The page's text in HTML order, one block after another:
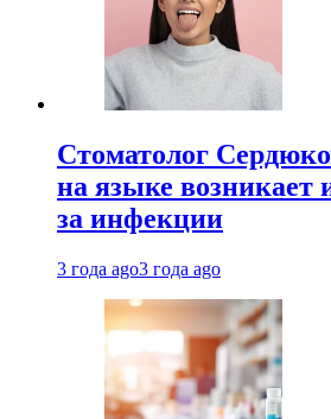
Стоматолог
на языке возникает
за инфекции
3 года ago3 года ago